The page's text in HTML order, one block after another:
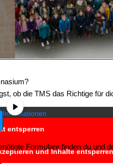
klicken Sie auf die Schaltfläche
Daten an Drittanbieter
werden.
Informationen
entsperren
und Inhalte entsperren
ob die TMS das Richtige für
Formulare finden du und